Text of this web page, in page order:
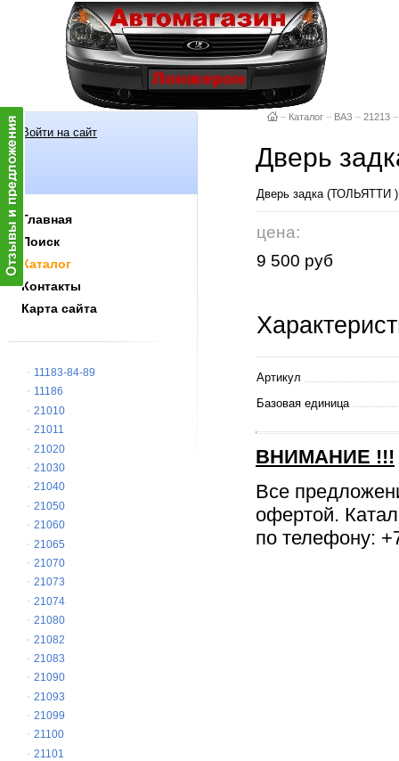
Войти на сайт
Главная
Поиск
Каталог
Контакты
Карта сайта
11183-84-89
11186
21010
21011
21020
21030
21040
21050
21060
21065
21070
21073
21074
21080
21082
21083
21090
21093
21099
21100
21101
– Каталог – ВАЗ – 21213 –
Дверь
Дверь задка
цена:
9 500 руб
Артикул
Базовая единица
ВНИМАНИЕ !!!
Все
офертой.
по телефону: